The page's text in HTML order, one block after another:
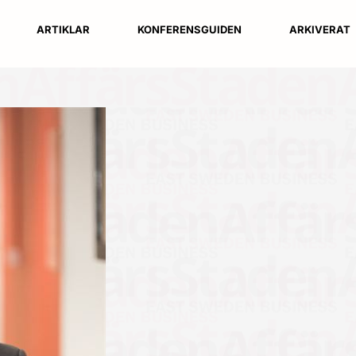
ARTIKLAR KONFERENSGUIDEN ARKIVERAT